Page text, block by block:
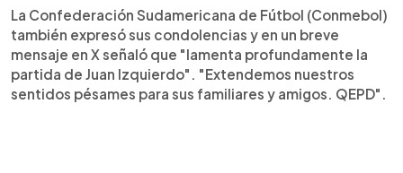
La Confederación Sudamericana de Fútbol (Conmebol)
también expresó sus condolencias y en un breve
mensaje en X señaló que "lamenta profundamente la
partida de Juan Izquierdo". "Extendemos nuestros
sentidos pésames para sus familiares y amigos. QEPD".